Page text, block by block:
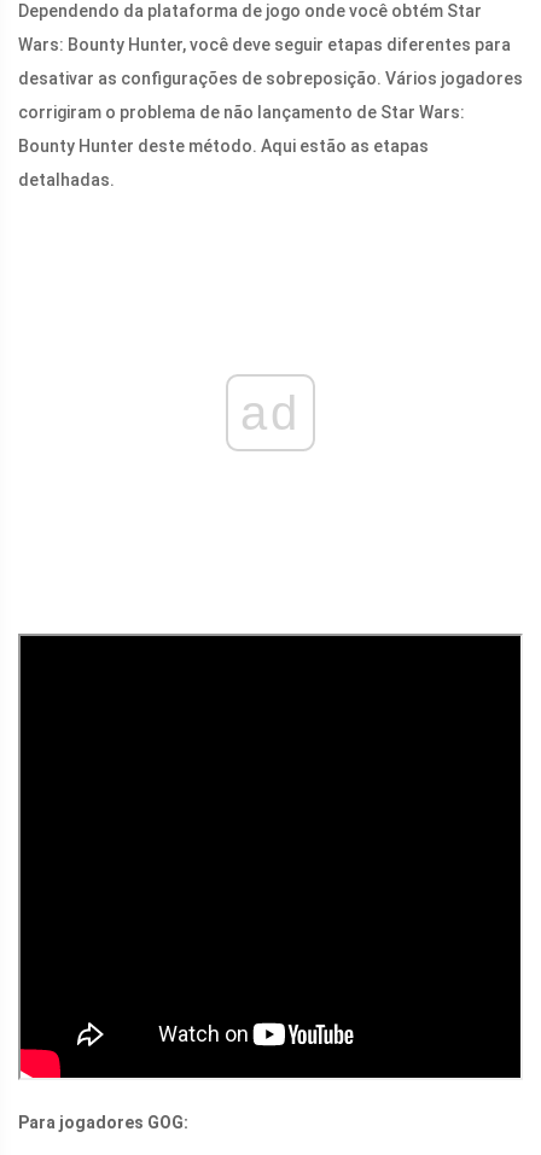
Dependendo da plataforma de jogo onde você obtém Star
Wars: Bounty Hunter, você deve seguir etapas diferentes para
desativar as configurações de sobreposição. Vários jogadores
corrigiram o problema de não lançamento de Star Wars:
Bounty Hunter deste método. Aqui estão as etapas
detalhadas.
ad
Para jogadores GOG: